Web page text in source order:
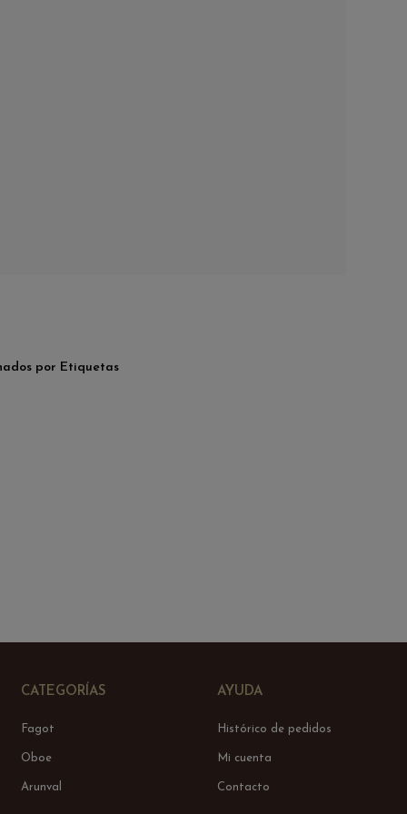
por Etiquetas
CATEGORÍAS
Fagot
Oboe
Arunval
AYUDA
Histórico de pedidos
Mi cuenta
Contacto